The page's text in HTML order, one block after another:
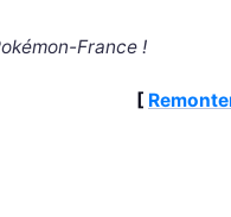
France !
[